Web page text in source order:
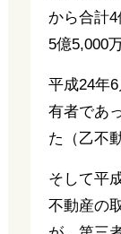
から合計
5億5,000
平成24年
有者であ
た（乙不
そして平
不動産の